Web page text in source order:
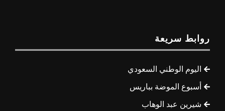
روابط سريعة
اليوم الوطني السعودي
أسبوع الموضة بباريس
شيرين عبد الوهاب